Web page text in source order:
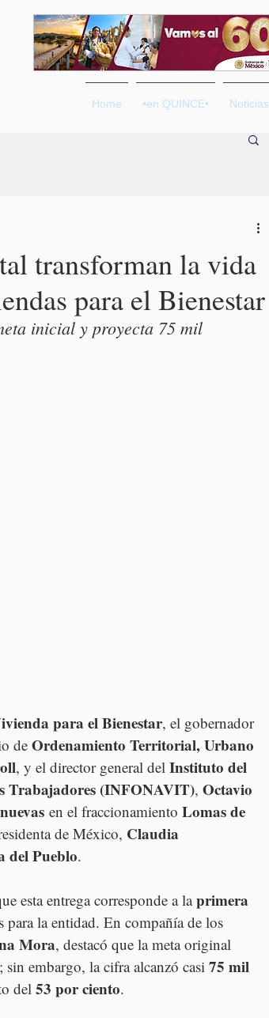
Home •en QUINCE• Noticias
transforman la vida
para el Bienestar
inicial y proyecta 75 mil
para el Bienestar, el gobernador
de Ordenamiento Territorial, Urbano
, y el director general del Instituto del
Trabajadores (INFONAVIT), Octavio
en el fraccionamiento Lomas de
de México, Claudia
del Pueblo.
esta entrega corresponde a la primera
para la entidad. En compañía de los
Mora, destacó que la meta original
; sin embargo, la cifra alcanzó casi 75 mil
del 53 por ciento.